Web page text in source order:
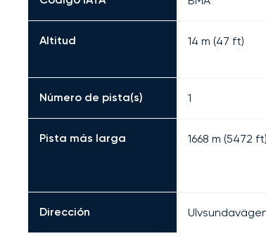
Altitud 14 m (47 ft)
Número de pista(s) 1
Pista más larga 1668 m (5472 ft)
Dirección